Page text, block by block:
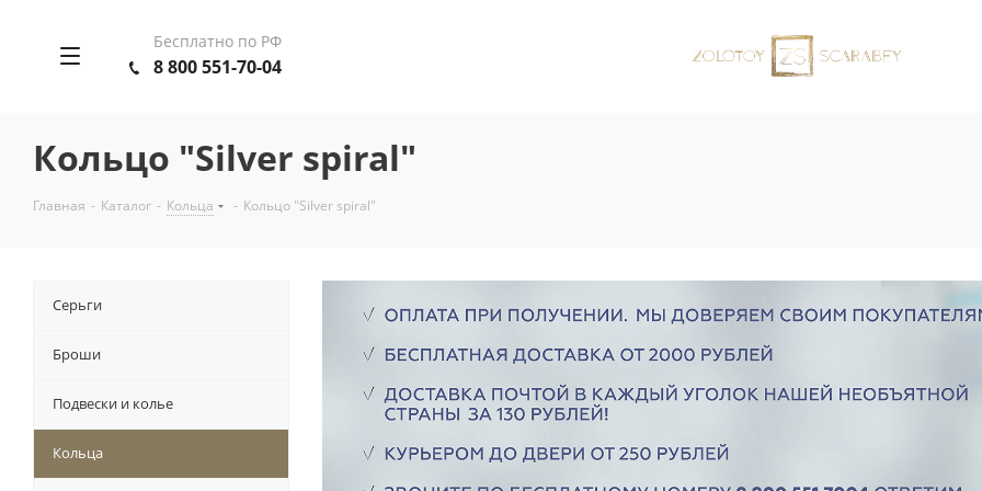
Бесплатно по РФ
8 800 551-70-04
Кольцо "Silver spiral"
Главная - Каталог - Кольца - Кольцо "Silver spiral"
Серьги
Броши
Подвески и колье
Кольца